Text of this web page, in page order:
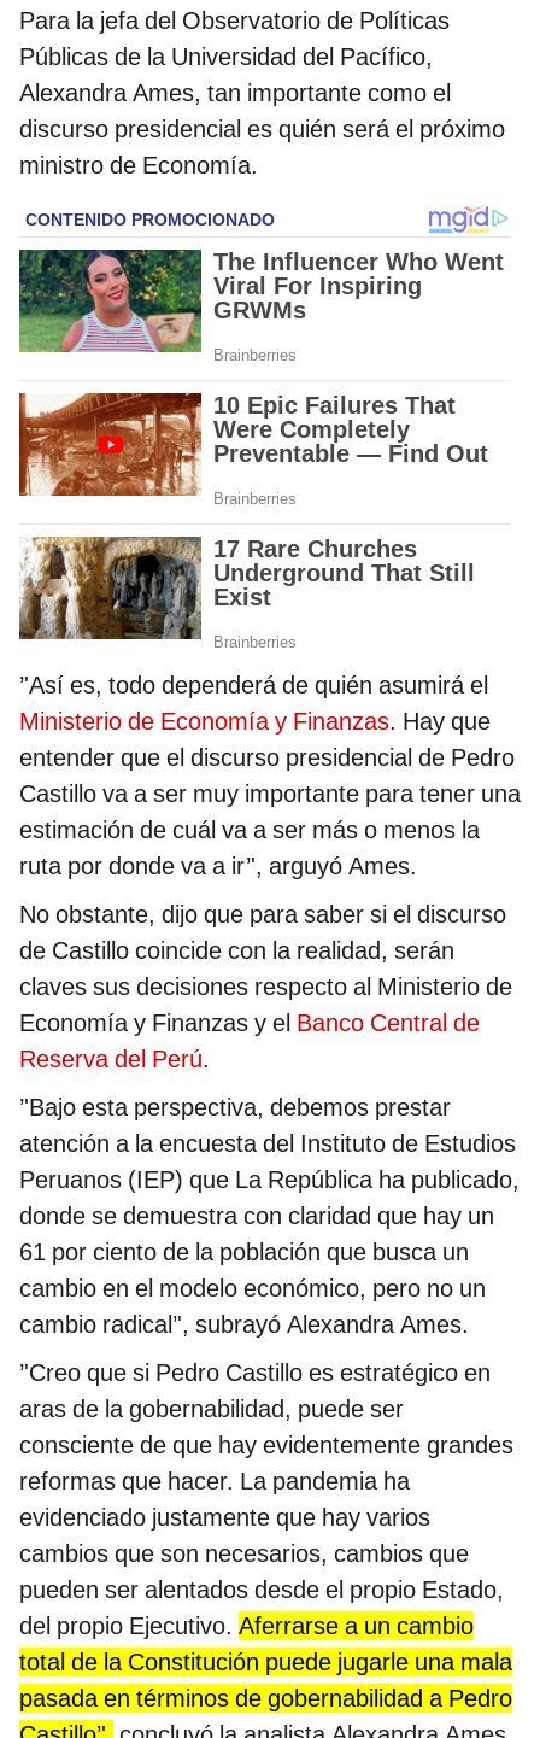
Para la jefa del Observatorio de Políticas
Públicas de la Universidad del Pacífico,
Alexandra Ames, tan importante como el
discurso presidencial es quién será el próximo
ministro de Economía.
’'Así es, todo dependerá de quién asumirá el
Ministerio de Economía y Finanzas. Hay que
entender que el discurso presidencial de Pedro
Castillo va a ser muy importante para tener una
estimación de cuál va a ser más o menos la
ruta por donde va a ir’', arguyó Ames.
No obstante, dijo que para saber si el discurso
de Castillo coincide con la realidad, serán
claves sus decisiones respecto al Ministerio de
Economía y Finanzas y el Banco Central de
Reserva del Perú.
’'Bajo esta perspectiva, debemos prestar
atención a la encuesta del Instituto de Estudios
Peruanos (IEP) que La República ha publicado,
donde se demuestra con claridad que hay un
61 por ciento de la población que busca un
cambio en el modelo económico, pero no un
cambio radical’', subrayó Alexandra Ames.
’'Creo que si Pedro Castillo es estratégico en
aras de la gobernabilidad, puede ser
consciente de que hay evidentemente grandes
reformas que hacer. La pandemia ha
evidenciado justamente que hay varios
cambios que son necesarios, cambios que
pueden ser alentados desde el propio Estado,
del propio Ejecutivo. Aferrarse a un cambio
total de la Constitución puede jugarle una mala
pasada en términos de gobernabilidad a Pedro